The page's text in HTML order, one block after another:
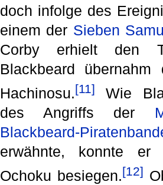
doch infolge des
einem der Sieben
Corby erhielt den
Blackbeard
Hachinosu.[11]
Wie
des Angriffs der
Blackbeard-
erwähnte, konnte
Ochoku besiegen.[12]